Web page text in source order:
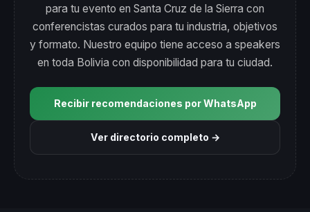
para tu evento en Santa Cruz de la Sierra con
conferencistas curados para tu industria, objetivos
y formato. Nuestro equipo tiene acceso a speakers
en toda Bolivia con disponibilidad para tu ciudad.
Recibir recomendaciones por WhatsApp
Ver directorio completo →